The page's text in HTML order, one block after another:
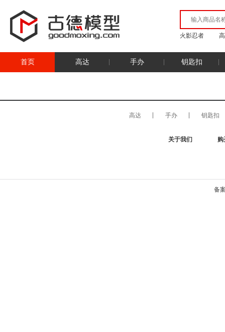
火影忍者
首页 高达 手办 钥匙扣
高达 手办 钥匙扣
关于我们 购
备